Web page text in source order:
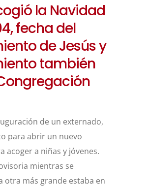
la Navidad
fecha del
de Jesús y
también
de un externado,
para abrir un nuevo
acoger a niñas y jóvenes.
mientras se
otra más grande estaba en